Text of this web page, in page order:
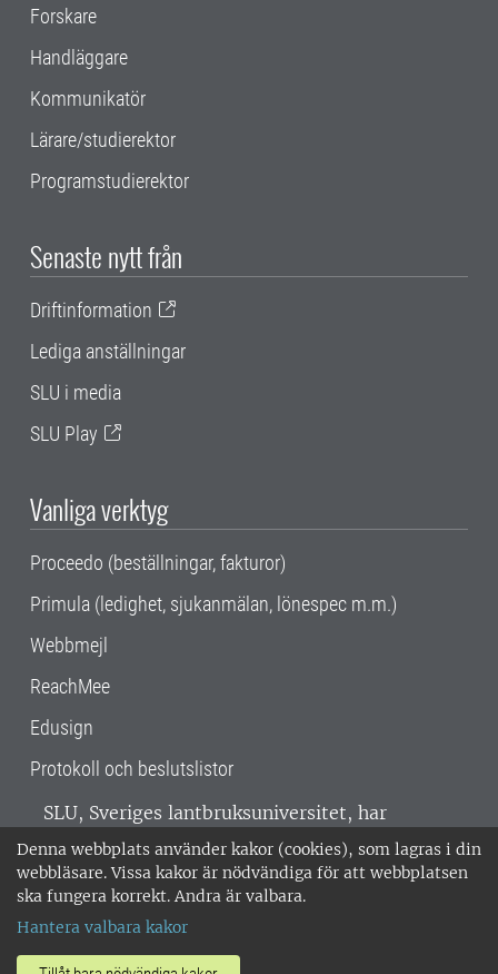
Denna webbplats använder kakor (cookies), som lagras i din
webbläsare. Vissa kakor är nödvändiga för att webbplatsen
ska fungera korrekt. Andra är valbara.
Hantera valbara kakor
Forskare
Handläggare
Kommunikatör
Lärare/studierektor
Programstudierektor
Senaste nytt från
Driftinformation
Lediga anställningar
SLU i media
SLU Play
Vanliga verktyg
Proceedo (beställningar, fakturor)
Primula (ledighet, sjukanmälan, lönespec m.m.)
Webbmejl
ReachMee
Edusign
Protokoll och beslutslistor
SLU, Sveriges lantbruksuniversitet, har
verksamhet över hela Sverige. Huvudorter är
Alnarp, Uppsala och Umeå.SLU är
miljöcertifierat enligt ISO 14001. •
018-67 10 00 • Org nr: 202100-2817 •